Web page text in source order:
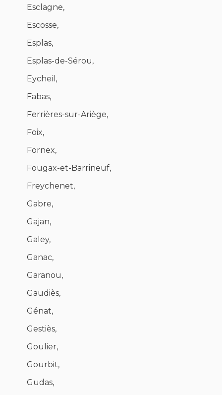
Esclagne,
Escosse,
Esplas,
Esplas-de-Sérou,
Eycheil,
Fabas,
Ferrières-sur-Ariège,
Foix,
Fornex,
Fougax-et-Barrineuf,
Freychenet,
Gabre,
Gajan,
Galey,
Ganac,
Garanou,
Gaudiès,
Génat,
Gestiès,
Goulier,
Gourbit,
Gudas,